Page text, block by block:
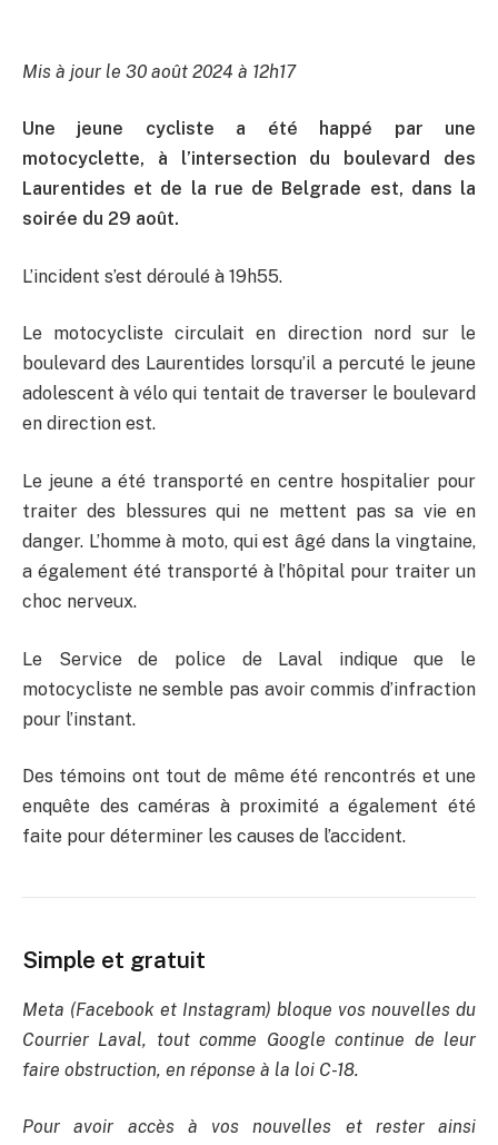
Mis à jour le 30 août 2024 à 12h17
Une jeune cycliste a été happé par une
motocyclette, à l’intersection du boulevard des
Laurentides et de la rue de Belgrade est, dans la
soirée du 29 août.
L’incident s’est déroulé à 19h55.
Le motocycliste circulait en direction nord sur le
boulevard des Laurentides lorsqu’il a percuté le jeune
adolescent à vélo qui tentait de traverser le boulevard
en direction est.
Le jeune a été transporté en centre hospitalier pour
traiter des blessures qui ne mettent pas sa vie en
danger. L’homme à moto, qui est âgé dans la vingtaine,
a également été transporté à l’hôpital pour traiter un
choc nerveux.
Le Service de police de Laval indique que le
motocycliste ne semble pas avoir commis d’infraction
pour l’instant.
Des témoins ont tout de même été rencontrés et une
enquête des caméras à proximité a également été
faite pour déterminer les causes de l’accident.
Simple et gratuit
Meta (Facebook et Instagram) bloque vos nouvelles du
Courrier Laval, tout comme Google continue de leur
faire obstruction, en réponse à la loi C-18.
Pour avoir accès à vos nouvelles et rester ainsi